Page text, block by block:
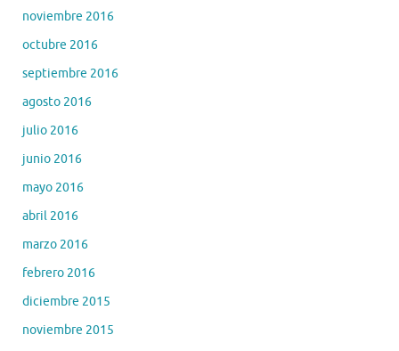
noviembre 2016
octubre 2016
septiembre 2016
agosto 2016
julio 2016
junio 2016
mayo 2016
abril 2016
marzo 2016
febrero 2016
diciembre 2015
noviembre 2015